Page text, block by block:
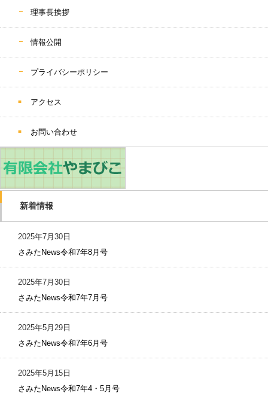
理事長挨拶
情報公開
プライバシーポリシー
アクセス
お問い合わせ
新着情報
2025年7月30日
さみたNews令和7年8月号
2025年7月30日
さみたNews令和7年7月号
2025年5月29日
さみたNews令和7年6月号
2025年5月15日
さみたNews令和7年4・5月号